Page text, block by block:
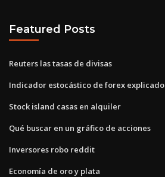
Featured Posts
Reuters las tasas de divisas
Indicador estocástico de forex explicado
Stock island casas en alquiler
Qué buscar en un gráfico de acciones
Inversores robo reddit
Economía de oro y plata